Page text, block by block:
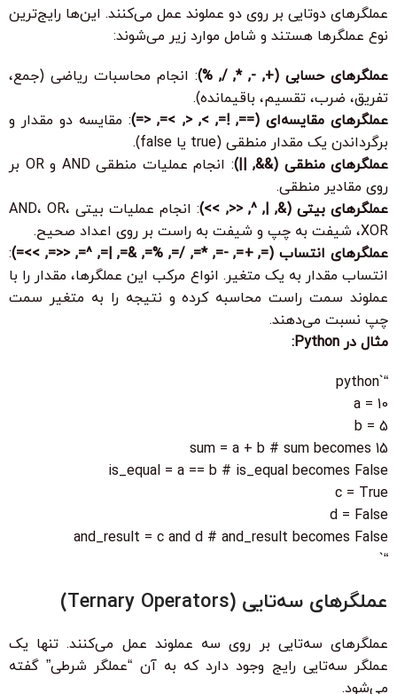
عملگرهای دوتایی بر روی دو عملوند عمل می‌کنند. این‌ها رایج‌ترین
نوع عملگرها هستند و شامل موارد زیر می‌شوند:
عملگرهای حسابی (+, -, *, /, %): انجام محاسبات ریاضی (جمع،
تفریق، ضرب، تقسیم، باقیمانده).
عملگرهای مقایسه‌ای (==, !=, >, <, >=, <=): مقایسه دو مقدار و
برگرداندن یک مقدار منطقی (true یا false).
عملگرهای منطقی (&&, ||)
: انجام عملیات منطقی AND و OR بر
روی مقادیر منطقی.
عملگرهای بیتی (&, |, ^, <<, >>)
: انجام عملیات بیتی AND، OR،
XOR، شیفت به چپ و شیفت به راست بر روی اعداد صحیح.
عملگرهای انتساب (=, +=, -=, *=, /=, %=, &=, |=, ^=, <<=, >>=):
انتساب مقدار به یک متغیر. انواع مرکب این عملگرها، مقدار را با
عملوند سمت راست محاسبه کرده و نتیجه را به متغیر سمت
چپ نسبت می‌دهند.
مثال در Python:
“`python
a = 10
b = 5
sum = a + b # sum becomes 15
is_equal = a == b # is_equal becomes False
c = True
d = False
and_result = c and d # and_result becomes False
“`
عملگرهای سه‌تایی (Ternary Operators)
عملگرهای سه‌تایی بر روی سه عملوند عمل می‌کنند. تنها یک
عملگر سه‌تایی رایج وجود دارد که به آن “عملگر شرطی” گفته
می‌شود.